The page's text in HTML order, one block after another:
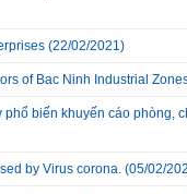
(22/02/2021)
of Bac Ninh Industrial
biến khuyến cáo phòng,
by Virus corona. (05/02/